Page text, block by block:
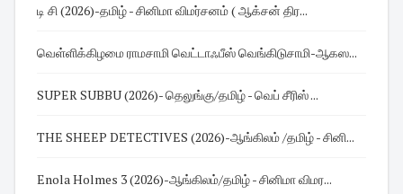
டி சி (2026)-தமிழ் - சினிமா விமர்சனம் ( ஆக்சன் திர...
வெள்ளிக்கிழமை ராமசாமி வெட்டாஃபீஸ் வெங்கிடுசாமி-ஆகஸ...
SUPER SUBBU (2026)- தெலுங்கு/தமிழ் - வெப் சீரிஸ் ...
THE SHEEP DETECTIVES (2026)-ஆங்கிலம் /தமிழ் - சினி...
Enola Holmes 3 (2026)-ஆங்கிலம்/தமிழ் - சினிமா விமர...